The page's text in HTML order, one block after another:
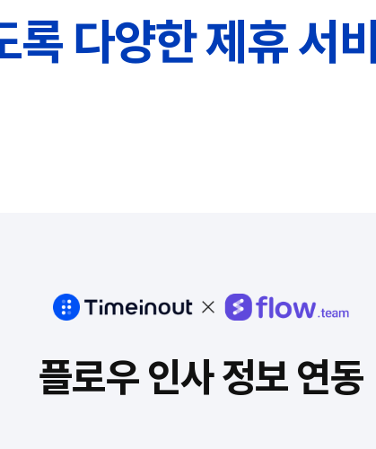
록 다양한 제휴 서
플로우 인사 정보 연동